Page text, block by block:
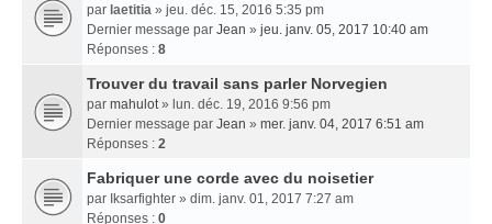
par laetitia » jeu. déc. 15, 2016 5:35 pm
Dernier message par Jean » jeu. janv. 05, 2017 10:40 am
Réponses : 8
Trouver du travail sans parler Norvegien
par mahulot» lun. déc. 19, 2016 9:56 pm
Dernier message par Jean » mer. janv. 04, 2017 6:51 am
Réponses : 2
Fabriquer une corde avec du noisetier
par Iksarfighter » dim. janv. 01, 2017 7:27 am
Réponses : 0